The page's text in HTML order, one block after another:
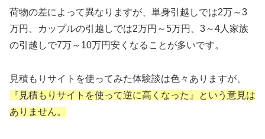
荷物の差によって異なりますが、単身引越しでは2万～3
万円、カップルの引越しでは2万円～5万円、3～4人家族
の引越しで7万～10万円安くなることが多いです。
見積もりサイトを使ってみた体験談は色々ありますが、
『見積もりサイトを使って逆に高くなった』という意見は
ありません。